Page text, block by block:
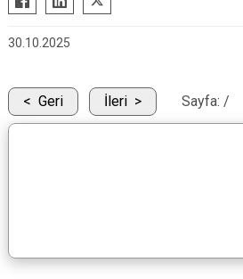
30.10.2025
Geri İleri Sayfa: /